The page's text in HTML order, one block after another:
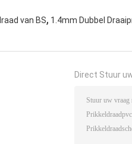
van BS, 1.4mm Dubbel
Direct Stuur